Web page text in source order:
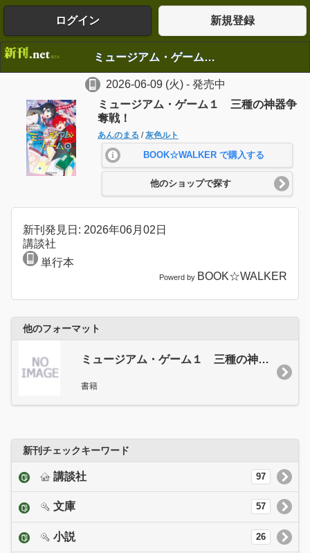
ログイン 新規登録
ミュージアム・ゲーム１ 三種の神器争奪戦！
2026-06-09(火)- 発売中
ミュージアム・ゲーム１ 三種の神器争
奪戦！
あんのまる /灰色ルト
BOOK☆WALKER で購入する
他のショップで探す
新刊発見日: 2026年06月02日
講談社
単行本
Powerd by BOOK☆WALKER
他のフォーマット
ミュージアム・ゲーム１ 三種の神器争奪戦！
書籍
新刊チェックキーワード
講談社 97
文庫 57
小説 26